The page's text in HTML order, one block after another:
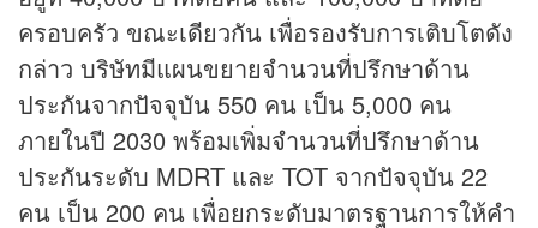
ครอบครัว ขณะเดียวกัน เพื่อรองรับการเติบโตดัง
กล่าว บริษัทมีแผนขยายจำนวนที่ปรึกษาด้าน
ประกันจากปัจจุบัน 550 คน เป็น 5,000 คน
ภายในปี 2030 พร้อมเพิ่มจำนวนที่ปรึกษาด้าน
ประกันระดับ MDRT และ TOT จากปัจจุบัน 22
คน เป็น 200 คน เพื่อยกระดับมาตรฐานการให้คำ